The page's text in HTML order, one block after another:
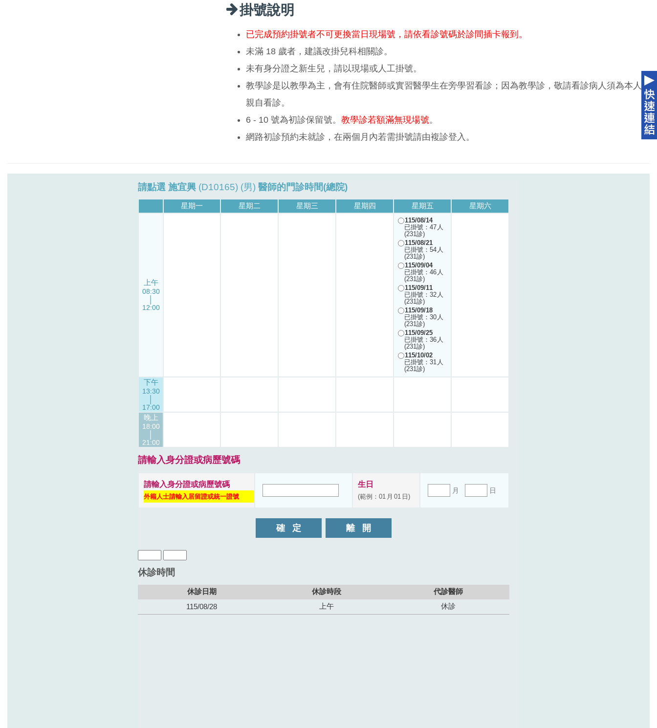
掛號說明
已完成預約掛號者不可更換當日現場號，請依看診號碼於診間插卡報到。
未滿 18 歲者，建議改掛兒科相關診。
未有身分證之新生兒，請以現場或人工掛號。
教學診是以教學為主，會有住院醫師或實習醫學生在旁學習看診；因為教學診，敬請看診病人須為本人
親自看診。
6 - 10 號為初診保留號。 教學診若額滿無現場號。
網路初診預約未就診，在兩個月內若需掛號請由複診登入。